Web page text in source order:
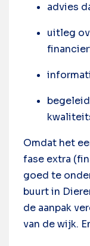
advies
uitleg
Omdat het
fase extra
goed te
buurt in
de aanpak
van de wijk.